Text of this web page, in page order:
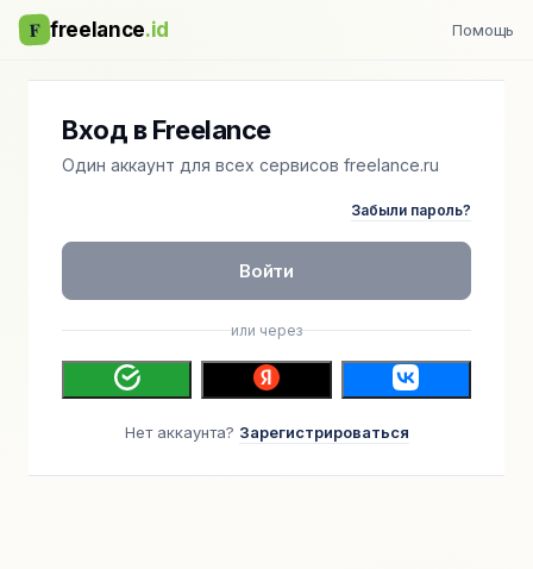
F freelance.id Помощь
Вход в Freelance
Один аккаунт для всех сервисов freelance.ru
Забыли пароль?
Войти
или через
Нет аккаунта? Зарегистрироваться